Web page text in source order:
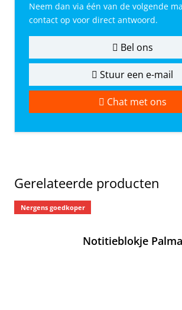
Neem dan via één van de volgende
contact op voor direct antwoord.
Bel ons
Stuur een e-mail
Chat met ons
Gerelateerde producten
Nergens goedkoper
Notitieblokje Palma